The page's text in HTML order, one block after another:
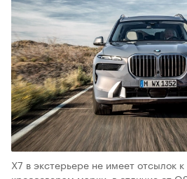
X7 в экстерьере не имеет отсылок